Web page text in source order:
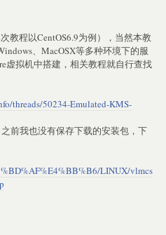
教程以CentOS6.9为例），当然本教
、MacOSX等多种环境下的服
虚拟机中搭建，相关教程就自行查找
threads/50234-Emulated-KMS-
前我也没有保存下载的安装包，下
LINUX/vlmcs